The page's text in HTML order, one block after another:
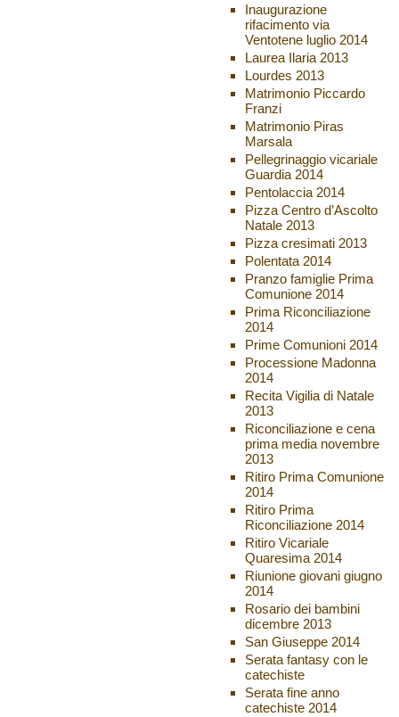
Inaugurazione
rifacimento via
Ventotene luglio 2014
Laurea Ilaria 2013
Lourdes 2013
Matrimonio Piccardo
Franzi
Matrimonio Piras
Marsala
Pellegrinaggio vicariale
Guardia 2014
Pentolaccia 2014
Pizza Centro d’Ascolto
Natale 2013
Pizza cresimati 2013
Polentata 2014
Pranzo famiglie Prima
Comunione 2014
Prima Riconciliazione
2014
Prime Comunioni 2014
Processione Madonna
2014
Recita Vigilia di Natale
2013
Riconciliazione e cena
prima media novembre
2013
Ritiro Prima Comunione
2014
Ritiro Prima
Riconciliazione 2014
Ritiro Vicariale
Quaresima 2014
Riunione giovani giugno
2014
Rosario dei bambini
dicembre 2013
San Giuseppe 2014
Serata fantasy con le
catechiste
Serata fine anno
catechiste 2014